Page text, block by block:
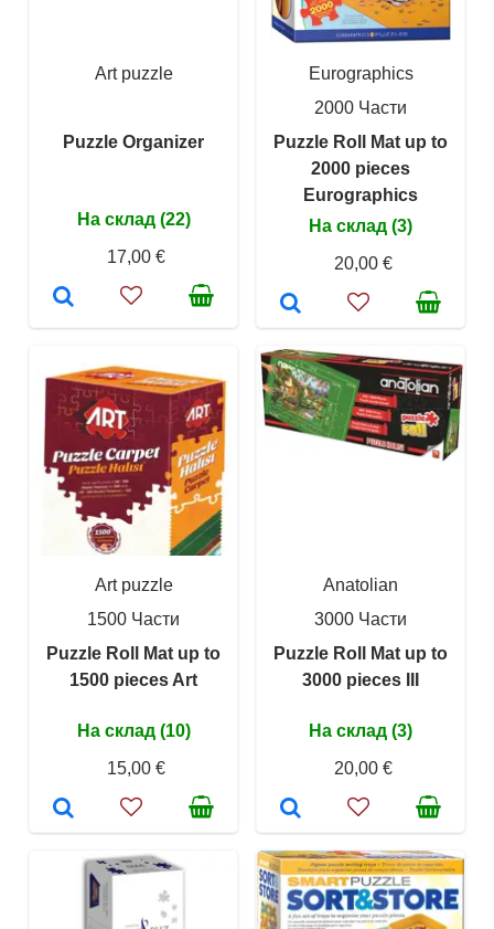
Art puzzle
Puzzle Organizer
На склад (22)
17,00 €
Eurographics
2000 Части
Puzzle Roll Mat up to
2000 pieces
Eurographics
На склад (3)
20,00 €
Art puzzle
1500 Части
Puzzle Roll Mat up to
1500 pieces Art
На склад (10)
15,00 €
Anatolian
3000 Части
Puzzle Roll Mat up to
3000 pieces III
На склад (3)
20,00 €